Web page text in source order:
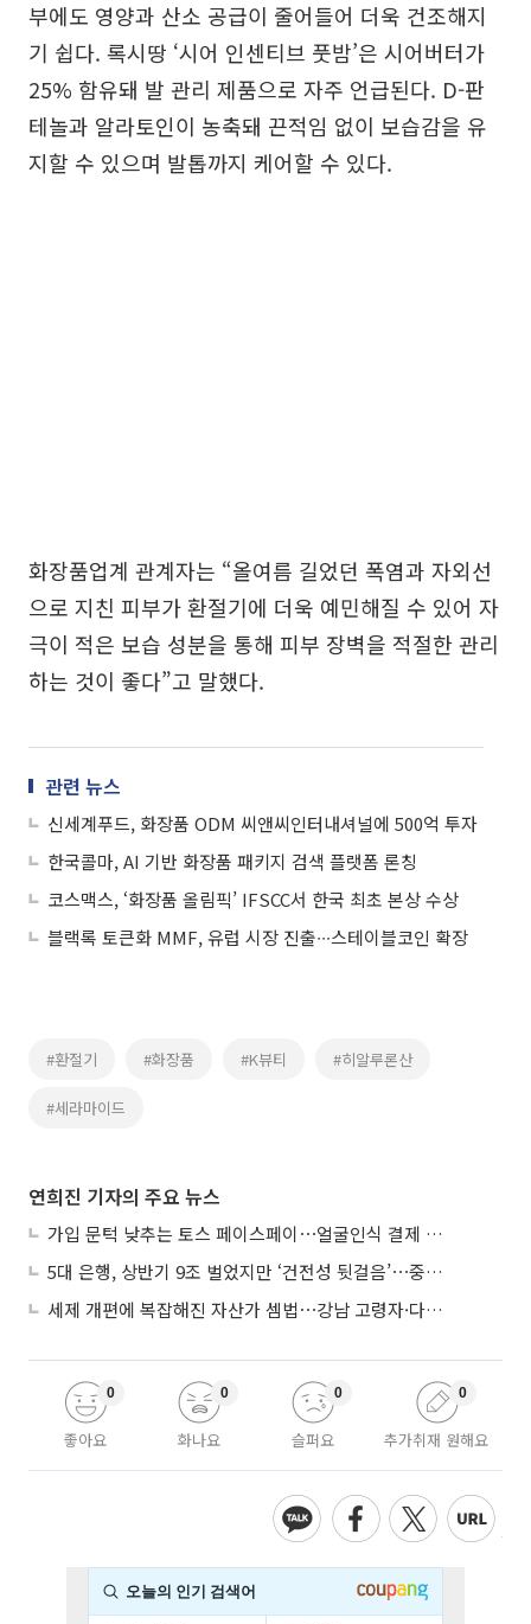
부에도 영양과 산소 공급이 줄어들어 더욱 건조해지
기 쉽다. 록시땅 ‘시어 인센티브 풋밤’은 시어버터가
25% 함유돼 발 관리 제품으로 자주 언급된다. D-판
테놀과 알라토인이 농축돼 끈적임 없이 보습감을 유
지할 수 있으며 발톱까지 케어할 수 있다.
화장품업계 관계자는 “올여름 길었던 폭염과 자외선
으로 지친 피부가 환절기에 더욱 예민해질 수 있어 자
극이 적은 보습 성분을 통해 피부 장벽을 적절한 관리
하는 것이 좋다”고 말했다.
관련 뉴스
신세계푸드, 화장품 ODM 씨앤씨인터내셔널에 500억 투자
한국콜마, AI 기반 화장품 패키지 검색 플랫폼 론칭
코스맥스, ‘화장품 올림픽’ IFSCC서 한국 최초 본상 수상
블랙록 토큰화 MMF, 유럽 시장 진출∙∙∙스테이블코인 확장
#환절기 #화장품 #K뷰티 #히알루론산
#세라마이드
연희진 기자의 주요 뉴스
가입 문턱 낮추는 토스 페이스페이⋯얼굴인식 결제 확산 속도낸다
5대 은행, 상반기 9조 벌었지만 ‘건전성 뒷걸음’⋯중기대출 문턱 높아지나
세제 개편에 복잡해진 자산가 셈법⋯강남 고령자·다주택자 ‘자산재편 고심’
좋아요
0
화나요
0
슬퍼요
0
추가취재 원해요
0